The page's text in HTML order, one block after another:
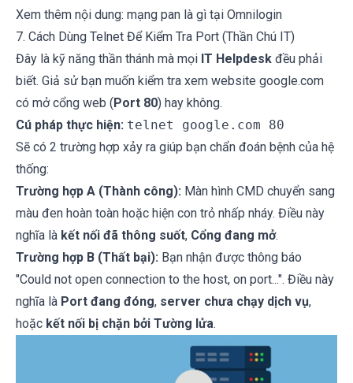
Xem thêm nội dung: mạng pan là gì tại Omnilogin
7. Cách Dùng Telnet Để Kiểm Tra Port (Thần Chú IT)
Đây là kỹ năng thần thánh mà mọi IT Helpdesk đều phải
biết. Giả sử bạn muốn kiểm tra xem website google.com
có mở cổng web (Port 80) hay không.
Cú pháp thực hiện: telnet google.com 80
Sẽ có 2 trường hợp xảy ra giúp bạn chẩn đoán bệnh của hệ
thống:
Trường hợp A (Thành công): Màn hình CMD chuyển sang
màu đen hoàn toàn hoặc hiện con trỏ nhấp nháy. Điều này
nghĩa là kết nối đã thông suốt, Cổng đang mở.
Trường hợp B (Thất bại): Bạn nhận được thông báo
"Could not open connection to the host, on port...". Điều này
nghĩa là Port đang đóng, server chưa chạy dịch vụ,
hoặc kết nối bị chặn bởi Tường lửa.